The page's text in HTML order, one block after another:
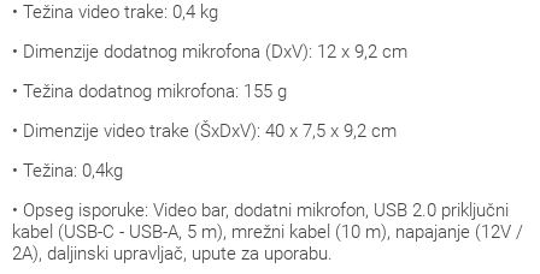
• Težina video trake: 0,4 kg
• Dimenzije dodatnog mikrofona (DxV): 12 x 9,2 cm
• Težina dodatnog mikrofona: 155 g
• Dimenzije video trake (ŠxDxV): 40 x 7,5 x 9,2 cm
• Težina: 0,4kg
• Opseg isporuke: Video bar, dodatni mikrofon, USB 2.0 priključni
kabel (USB-C - USB-A, 5 m), mrežni kabel (10 m), napajanje (12V /
2A), daljinski upravljač, upute za uporabu.